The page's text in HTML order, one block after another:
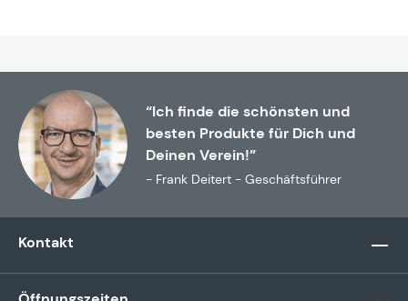
“Ich finde die schönsten und
besten Produkte für Dich und
Deinen Verein!”
- Frank Deitert - Geschäftsführer
Kontakt